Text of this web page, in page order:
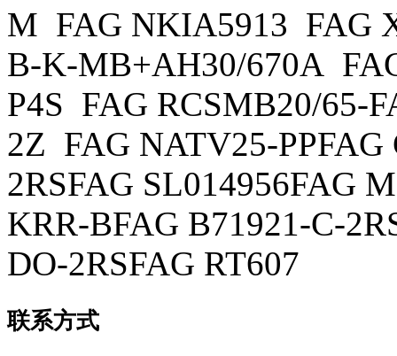
M FAG NKIA5913 FAG
B-K-MB+AH30/670A
P4S FAG RCSMB20/65-
2Z FAG NATV25-PPFAG
2RSFAG SL014956FAG
KRR-BFAG B71921-C-
DO-2RSFAG RT607
联系方式